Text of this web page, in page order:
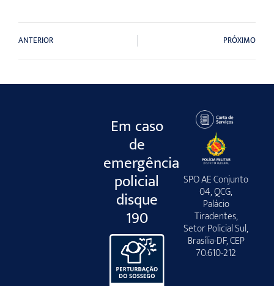
ANTERIOR PRÓXIMO
Em caso
de
emergência
policial
disque
190
SPO AE Conjunto
04, QCG,
Palácio
Tiradentes,
Setor Policial Sul,
Brasília-DF, CEP
70.610-212